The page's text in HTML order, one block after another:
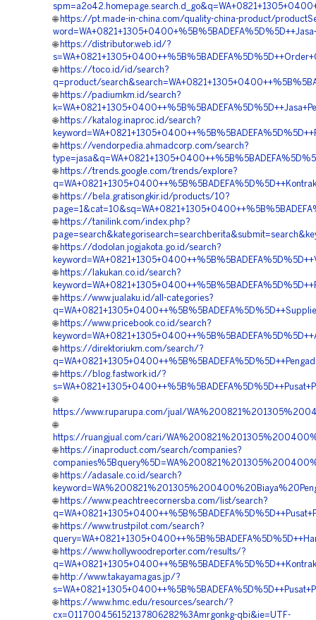
🌐 https://pt.made-in-china.com/quality-china-product/
🌐 https://distributor.web.id/?
🌐 https://toco.id/id/search?
q=product/
🌐 https://padiumkm.id/search?
🌐 https://katalog.inaproc.id/search?
🌐 https://vendorpedia.ahmadcorp.com/search?
🌐 https://trends.google.com/trends/explore?
🌐 https://bela.gratisongkir.id/products/10?
🌐 https://tanilink.com/index.php?
🌐 https://dodolan.jogjakota.go.id/search?
🌐 https://lakukan.co.id/search?
🌐 https://www.jualaku.id/all-categories?
🌐 https://www.pricebook.co.id/search?
🌐 https://direktoriukm.com/search/?
🌐 https://blog.fastwork.id/?
🌐
https://www.ruparupa.com/jual/
🌐
https://ruangjual.com/cari/
🌐 https://inaproduct.com/search/companies?
🌐 https://adasale.co.id/search?
🌐 https://www.peachtreecornersba.com/list/search?
🌐 https://www.trustpilot.com/search?
🌐 https://www.hollywoodreporter.com/results/?
🌐 http://www.takayamagas.jp/?
🌐 https://www.hmc.edu/resources/search/?
cx=011700456152137806282%3Amrgonkg-qbi&ie=UTF-